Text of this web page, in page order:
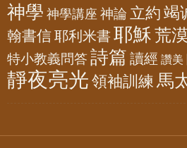
神學 神學講座 神論 立約 竭
翰書信耶利米書 耶穌荒
特小教義問答詩篇 讀經 讚美
靜夜亮光 領袖訓練 馬